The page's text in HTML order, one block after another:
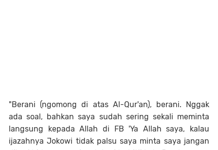
"Berani (ngomong di atas Al-Qur'an), berani. Nggak
ada soal, bahkan saya sudah sering sekali meminta
langsung kepada Allah di FB 'Ya Allah saya, kalau
ijazahnya Jokowi tidak palsu saya minta saya jangan